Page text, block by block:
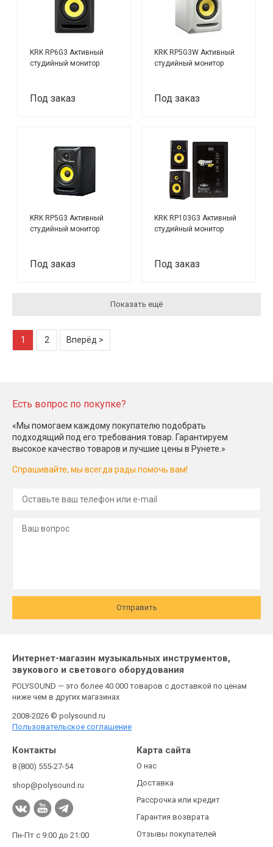
KRK RP6G3 Активный
студийный монитор
Под заказ
KRK RP5G3W Активный
студийный монитор
Под заказ
KRK RP5G3 Активный
студийный монитор
Под заказ
KRK RP103G3 Активный
студийный монитор
Под заказ
Показать ещё
1 2 Вперёд >
Есть вопрос по покупке?
«Мы помогаем каждому покупателю подобрать
подходящий под его требования товар. Гарантируем
высокое качество товаров и лучшие цены в Рунете.»
Спрашивайте, мы всегда рады помочь вам!
Отправить
Интернет-магазин музыкальных инструментов,
звукового и светового оборудования
POLYSOUND — это более 40 000 товаров с доставкой по ценам
ниже чем в других магазинах
2008-2026 © polysound.ru
Пользовательское соглашение
Контакты
8 (800) 555-27-54
shop@polysound.ru
Пн-Пт с 9:00 до 21:00
Карта сайта
О нас
Доставка
Рассрочка или кредит
Гарантия возврата
Отзывы покупателей